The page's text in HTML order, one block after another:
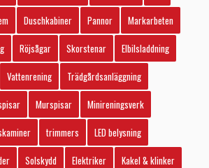
Duschkabiner Pannor
Markarbeten
Röjsågar Skorstenar
Elbilsladdning
Vattenrening
Trädgårdsanläggning
Murspisar
Minireningsverk
trimmers
LED belysning
Solskydd Elektriker
Kakel & klinker